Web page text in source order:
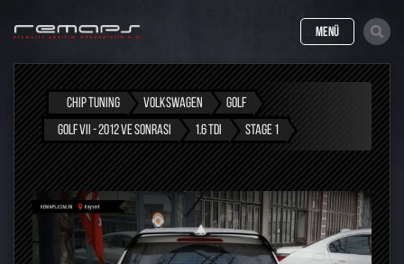
MENÜ
CHIP TUNING VOLKSWAGEN
GOLF
GOLF VII - 2012 VE SONRASI
1.6 TDI STAGE 1